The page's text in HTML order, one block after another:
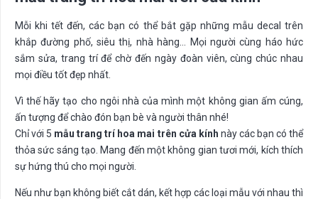
Mỗi khi tết đến, các bạn có thể bắt gặp những mẫu decal trên
khắp đường phố, siêu thị, nhà hàng… Mọi người cùng háo hức
sắm sửa, trang trí để chờ đến ngày đoàn viên, cùng chúc nhau
mọi điều tốt đẹp nhất.
Vì thế hãy tạo cho ngôi nhà của mình một không gian ấm cúng,
ấn tượng để chào đón bạn bè và người thân nhé!
Chỉ với 5 mẫu trang trí hoa mai trên cửa kính này các bạn có thể
thỏa sức sáng tạo. Mang đến một không gian tươi mới, kích thích
sự hứng thú cho mọi người.
Nếu như bạn không biết cắt dán, kết hợp các loại mẫu với nhau thì